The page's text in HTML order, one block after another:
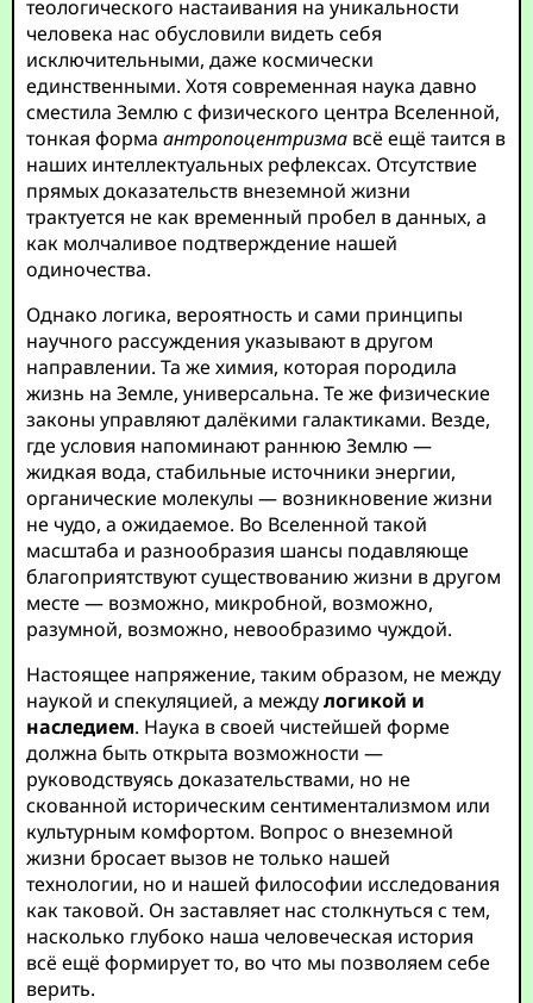
теологического настаивания на уникальности
человека нас обусловили видеть себя
исключительными, даже космически
единственными. Хотя современная наука давно
сместила Землю с физического центра Вселенной,
тонкая формаантропоцентризма всё ещё таится в
наших интеллектуальных рефлексах. Отсутствие
прямых доказательств внеземной жизни
трактуется не как временный пробел в данных, а
как молчаливое подтверждение нашей
одиночества.
Однако логика, вероятность и сами принципы
научного рассуждения указывают в другом
направлении. Та же химия, которая породила
жизнь на Земле, универсальна. Те же физические
законы управляют далёкими галактиками. Везде,
где условия напоминают раннюю Землю —
жидкая вода, стабильные источники энергии,
органические молекулы — возникновение жизни
не чудо, а ожидаемое. Во Вселенной такой
масштаба и разнообразия шансы подавляюще
благоприятствуют существованию жизни в другом
месте — возможно, микробной, возможно,
разумной, возможно, невообразимо чуждой.
Настоящее напряжение, таким образом, не между
наукой и спекуляцией, а междулогикой и
наследием. Наука в своей чистейшей форме
должна быть открыта возможности —
руководствуясь доказательствами, но не
скованной историческим сентиментализмом или
культурным комфортом. Вопрос о внеземной
жизни бросает вызов не только нашей
технологии, но и нашей философии исследования
как таковой. Он заставляет нас столкнуться с тем,
насколько глубоко наша человеческая история
всё ещё формирует то, во что мы позволяем себе
верить.